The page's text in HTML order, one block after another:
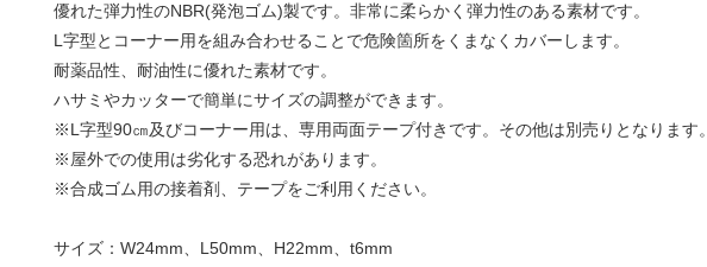
優れた弾力性のNBR(発泡ゴム)製です。非常に柔らかく弾力性のある素材です。
L字型とコーナー用を組み合わせることで危険箇所をくまなくカバーします。
耐薬品性、耐油性に優れた素材です。
ハサミやカッターで簡単にサイズの調整ができます。
※L字型90㎝及びコーナー用は、専用両面テープ付きです。その他は別売りとなります。
※屋外での使用は劣化する恐れがあります。
※合成ゴム用の接着剤、テープをご利用ください。
サイズ：W24mm、L50mm、H22mm、t6mm